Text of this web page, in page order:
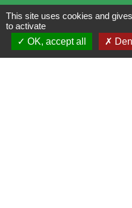
Lundi : 14h - 17h
Mardi : 8h30 - 13h /
This site uses cookies and
to activate
OK, accept all